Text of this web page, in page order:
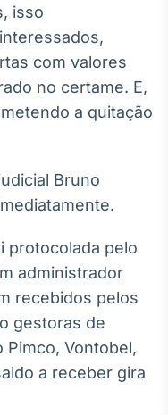
de
e
e
e
e
isso
com valores
no certame. E,
a quitação
Bruno
protocolada pelo
administrador
recebidos pelos
gestoras de
Vontobel,
a receber gira